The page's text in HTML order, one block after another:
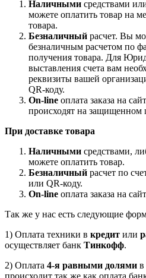
Наличными средствами
можете оплатить товар на
товара.
Безналичный расчет. Вы
безналичным расчетом по
получения товара. Для
выставления счета вам
реквизиты вашей
QR-коду.
On-line оплата заказа на
происходят на защищенном
При доставке товара
Наличными средствами,
можете оплатить товар.
Безналичный расчет по
или QR-коду.
On-line оплата заказа на
Так же у нас есть следующие
1) Оплата техники в кредит или
осуществляет банк Тинкофф.
2) Оплата 4-я равными долями в
происходит так же как оплата